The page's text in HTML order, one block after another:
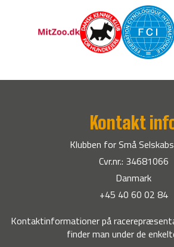
Kontakt
Klubben for Små
Cvr.nr.: 34681066
Danmark
+45 40 60 02 84
Kontaktinformationer på
finder man under de